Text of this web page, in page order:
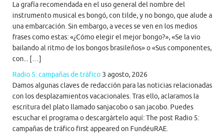
La grafía recomendada en el uso general del nombre del
instrumento musical es bongó, con tilde, y no bongo, que alude a
una embarcación. Sin embargo, a veces se ven en los medios
frases como estas: «¿Cómo elegir el mejor bongo?», «Se la vio
bailando al ritmo de los bongos brasileños» o «Sus componentes,
con... […]
Radio 5: campañas de tráfico 3 agosto, 2026
Damos algunas claves de redacción para las noticias relacionadas
con los desplazamientos vacacionales. Tras ello, aclaramos la
escritura del plato llamado sanjacobo o san jacobo. Puedes
escuchar el programa o descargártelo aquí: The post Radio 5:
campañas de tráfico first appeared on FundéuRAE.